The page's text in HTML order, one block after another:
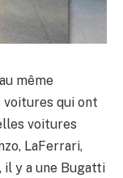
même
voitures qui ont
voitures
LaFerrari,
il y a une Bugatti